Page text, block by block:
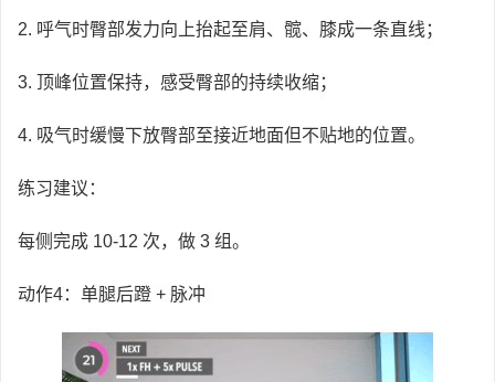
2. 呼气时臀部发力向上抬起至肩、髋、膝成一条直线；
3. 顶峰位置保持，感受臀部的持续收缩；
4. 吸气时缓慢下放臀部至接近地面但不贴地的位置。
练习建议：
每侧完成 10-12 次，做 3 组。
动作4：单腿后蹬 + 脉冲